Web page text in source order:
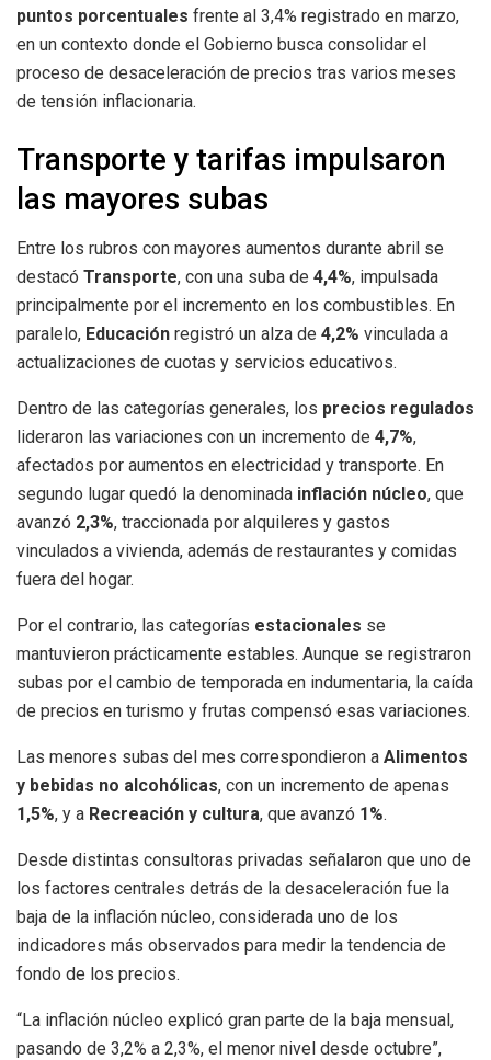
puntos porcentuales frente al 3,4% registrado en marzo,
en un contexto donde el Gobierno busca consolidar el
proceso de desaceleración de precios tras varios meses
de tensión inflacionaria.
Transporte y tarifas impulsaron
las mayores subas
Entre los rubros con mayores aumentos durante abril se
destacó Transporte, con una suba de 4,4%, impulsada
principalmente por el incremento en los combustibles. En
paralelo, Educación registró un alza de 4,2% vinculada a
actualizaciones de cuotas y servicios educativos.
Dentro de las categorías generales, los precios regulados
lideraron las variaciones con un incremento de 4,7%,
afectados por aumentos en electricidad y transporte. En
segundo lugar quedó la denominada inflación núcleo, que
avanzó 2,3%, traccionada por alquileres y gastos
vinculados a vivienda, además de restaurantes y comidas
fuera del hogar.
Por el contrario, las categorías estacionales se
mantuvieron prácticamente estables. Aunque se registraron
subas por el cambio de temporada en indumentaria, la caída
de precios en turismo y frutas compensó esas variaciones.
Las menores subas del mes correspondieron a Alimentos
y bebidas no alcohólicas, con un incremento de apenas
1,5%, y a Recreación y cultura, que avanzó 1%.
Desde distintas consultoras privadas señalaron que uno de
los factores centrales detrás de la desaceleración fue la
baja de la inflación núcleo, considerada uno de los
indicadores más observados para medir la tendencia de
fondo de los precios.
“La inflación núcleo explicó gran parte de la baja mensual,
pasando de 3,2% a 2,3%, el menor nivel desde octubre”,